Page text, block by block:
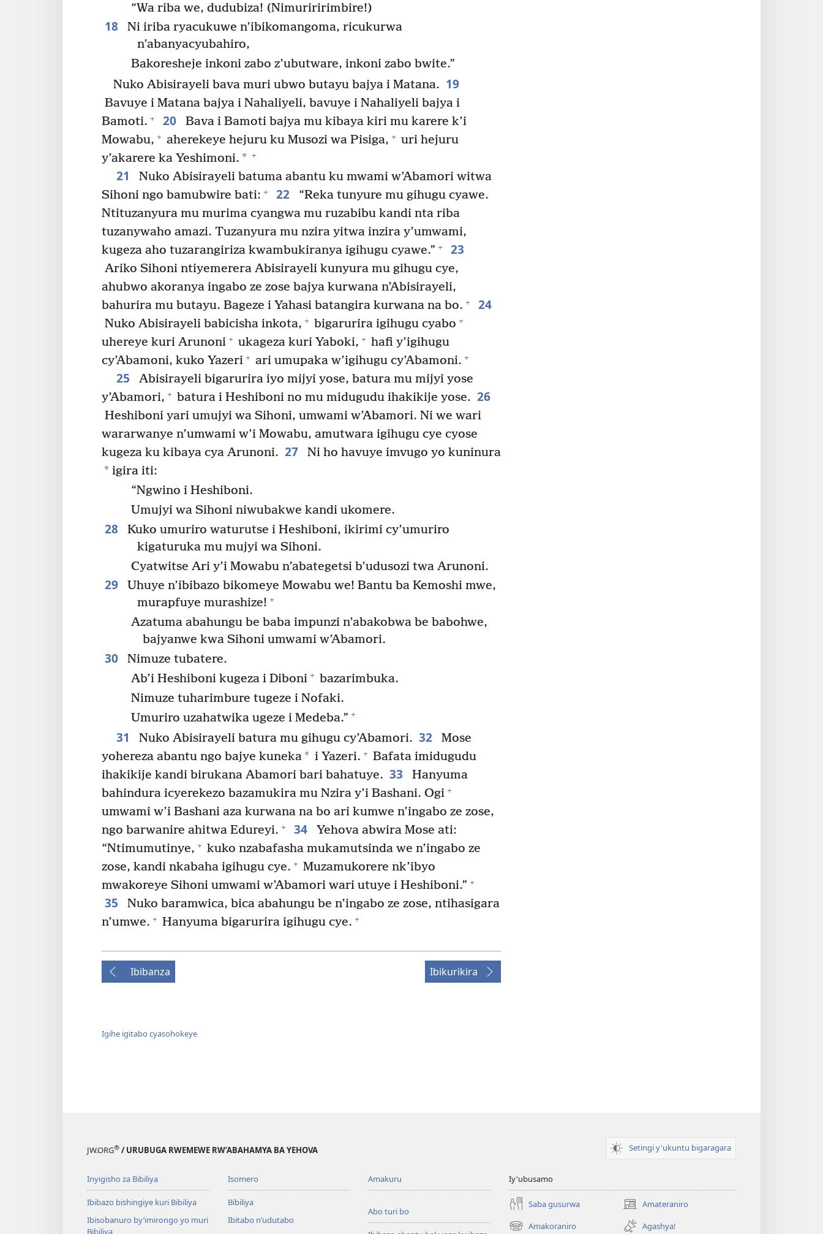
“Wa riba we, dudubiza! (Nimuriririmbire!)
18
Ni iriba ryacukuwe n’ibikomangoma, ricukurwa
n’abanyacyubahiro,
Bakoresheje inkoni zabo z’ubutware, inkoni zabo bwite.”
Nuko Abisirayeli bava muri ubwo butayu bajya i Matana. 19
Bavuye i Matana bajya i Nahaliyeli, bavuye i Nahaliyeli bajya i
Bamoti. + 20
Bava i Bamoti bajya mu kibaya kiri mu karere k’i
Mowabu, + aherekeye hejuru ku Musozi wa Pisiga, + uri hejuru
y’akarere ka Yeshimoni. * +
21
Nuko Abisirayeli batuma abantu ku mwami w’Abamori witwa
Sihoni ngo bamubwire bati: + 22
“Reka tunyure mu gihugu cyawe.
Ntituzanyura mu murima cyangwa mu ruzabibu kandi nta riba
tuzanywaho amazi. Tuzanyura mu nzira yitwa inzira y’umwami,
kugeza aho tuzarangiriza kwambukiranya igihugu cyawe.” + 23
Ariko Sihoni ntiyemerera Abisirayeli kunyura mu gihugu cye,
ahubwo akoranya ingabo ze zose bajya kurwana n’Abisirayeli,
bahurira mu butayu. Bageze i Yahasi batangira kurwana na bo. + 24
Nuko Abisirayeli babicisha inkota, + bigarurira igihugu cyabo +
uhereye kuri Arunoni + ukageza kuri Yaboki, + hafi y’igihugu
cy’Abamoni, kuko Yazeri + ari umupaka w’igihugu cy’Abamoni. +
25
Abisirayeli bigarurira iyo mijyi yose, batura mu mijyi yose
y’Abamori, + batura i Heshiboni no mu midugudu ihakikije yose. 26
Heshiboni yari umujyi wa Sihoni, umwami w’Abamori. Ni we wari
wararwanye n’umwami w’i Mowabu, amutwara igihugu cye cyose
kugeza ku kibaya cya Arunoni. 27 Ni ho havuye imvugo yo kuninura
* igira iti:
“Ngwino i Heshiboni.
Umujyi wa Sihoni niwubakwe kandi ukomere.
28
Kuko umuriro waturutse i Heshiboni, ikirimi cy’umuriro
kigaturuka mu mujyi wa Sihoni.
Cyatwitse Ari y’i Mowabu n’abategetsi b’udusozi twa Arunoni.
29
Uhuye n’ibibazo bikomeye Mowabu we! Bantu ba Kemoshi mwe,
murapfuye murashize! +
Azatuma abahungu be baba impunzi n’abakobwa be babohwe,
bajyanwe kwa Sihoni umwami w’Abamori.
30
Nimuze tubatere.
Ab’i Heshiboni kugeza i Diboni + bazarimbuka.
Nimuze tuharimbure tugeze i Nofaki.
Umuriro uzahatwika ugeze i Medeba.” +
31 Nuko Abisirayeli batura mu gihugu cy’Abamori. 32
Mose
yohereza abantu ngo bajye kuneka* i Yazeri. + Bafata imidugudu
ihakikije kandi birukana Abamori bari bahatuye. 33
Hanyuma
bahindura icyerekezo bazamukira mu Nzira y’i Bashani. Ogi +
umwami w’i Bashani aza kurwana na bo ari kumwe n’ingabo ze zose,
ngo barwanire ahitwa Edureyi. + 34
Yehova abwira Mose ati:
“Ntimumutinye, + kuko nzabafasha mukamutsinda we n’ingabo ze
zose, kandi nkabaha igihugu cye. + Muzamukorere nk’ibyo
mwakoreye Sihoni umwami w’Abamori wari utuye i Heshiboni.” +
35
Nuko baramwica, bica abahungu be n’ingabo ze zose, ntihasigara
n’umwe. + Hanyuma bigarurira igihugu cye. +
Ibibanza Ibikurikira
Igihe igitabo cyasohokeye
JW.ORG® / URUBUGA RWEMEWE RW’ABAHAMYA BA YEHOVA Setingi y'ukuntu bigaragara
Inyigisho za Bibiliya
Ibibazo bishingiye kuri Bibiliya
Ibisobanuro by’imirongo yo muri
Bibiliya
Isomero
Bibiliya
Ibitabo n’udutabo
Amakuru
Abo turi bo
Iy'ubusamo
Saba gusurwa Amateraniro
(ifungukire
ahandi)
Amakoraniro
(ifungukire Agashya!